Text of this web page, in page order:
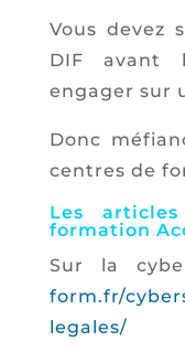
Vous devez
DIFavant
engager sur
Donc
centres de
Les
formation
Sur la
form.fr/
legales/